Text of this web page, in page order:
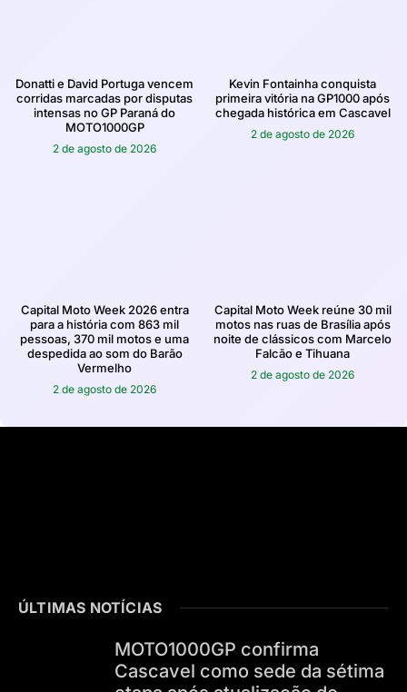
Donatti e David Portuga vencem
corridas marcadas por disputas
intensas no GP Paraná do
MOTO1000GP
2 de agosto de 2026
Kevin Fontainha conquista
primeira vitória na GP1000 após
chegada histórica em Cascavel
2 de agosto de 2026
Capital Moto Week 2026 entra
para a história com 863 mil
pessoas, 370 mil motos e uma
despedida ao som do Barão
Vermelho
2 de agosto de 2026
Capital Moto Week reúne 30 mil
motos nas ruas de Brasília após
noite de clássicos com Marcelo
Falcão e Tihuana
2 de agosto de 2026
ÚLTIMAS NOTÍCIAS
MOTO1000GP confirma
Cascavel como sede da sétima